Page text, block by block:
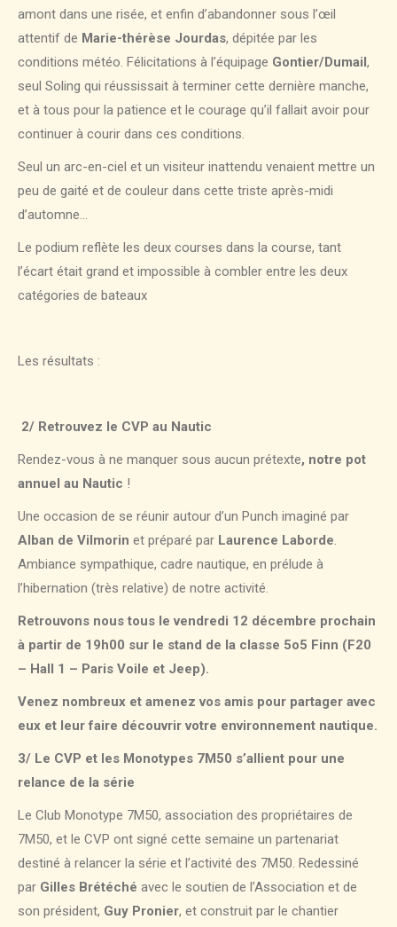
amont dans une risée, et enfin d’abandonner sous l’œil
attentif de Marie-thérèse Jourdas, dépitée par les
conditions météo. Félicitations à l’équipage Gontier/Dumail ,
seul Soling qui réussissait à terminer cette dernière manche,
et à tous pour la patience et le courage qu’il fallait avoir pour
continuer à courir dans ces conditions.
Seul un arc-en-ciel et un visiteur inattendu venaient mettre un
peu de gaité et de couleur dans cette triste après-midi
d’automne…
Le podium reflète les deux courses dans la course, tant
l’écart était grand et impossible à combler entre les deux
catégories de bateaux
Les résultats :
2/ Retrouvez le CVP au Nautic
Rendez-vous à ne manquer sous aucun prétexte, notre pot
annuel au Nautic !
Une occasion de se réunir autour d’un Punch imaginé par
Alban de Vilmorin et préparé par Laurence Laborde.
Ambiance sympathique, cadre nautique, en prélude à
l’hibernation (très relative) de notre activité.
Retrouvons nous tous le vendredi 12 décembre prochain
à partir de 19h00 sur le stand de la classe 5o5 Finn (F20
– Hall 1 – Paris Voile et Jeep).
Venez nombreux et amenez vos amis pour partager avec
eux et leur faire découvrir votre environnement nautique.
3/ Le CVP et les Monotypes 7M50 s’allient pour une
relance de la série
Le Club Monotype 7M50, association des propriétaires de
7M50, et le CVP ont signé cette semaine un partenariat
destiné à relancer la série et l’activité des 7M50. Redessiné
par Gilles Brétéché avec le soutien de l’Association et de
son président, Guy Pronier, et construit par le chantier